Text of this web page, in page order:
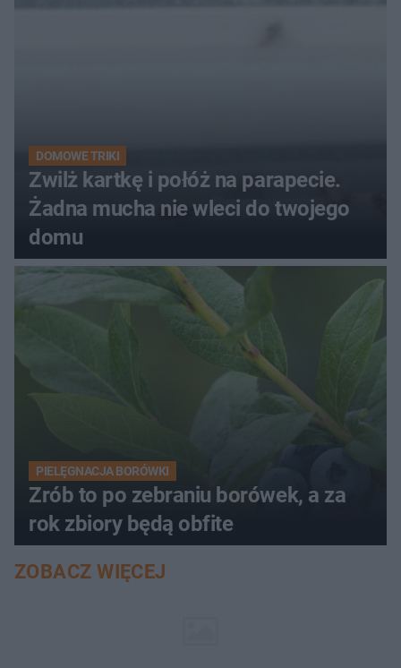
DOMOWE TRIKI
Zwilż kartkę i połóż na parapecie.
Żadna mucha nie wleci do twojego
domu
PIELĘGNACJA BORÓWKI
Zrób to po zebraniu borówek, a za
rok zbiory będą obfite
ZOBACZ WIĘCEJ